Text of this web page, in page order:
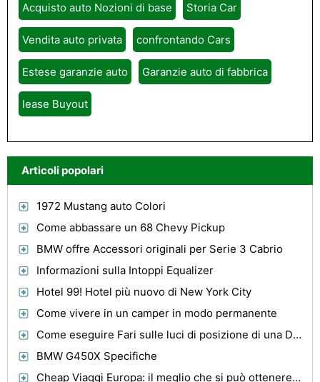
Acquisto auto Nozioni di base Storia Car
Vendita auto privata confrontando Cars
Estese garanzie auto Garanzie auto di fabbrica
lease Buyout
Articoli popolari
1972 Mustang auto Colori
Come abbassare un 68 Chevy Pickup
BMW offre Accessori originali per Serie 3 Cabrio
Informazioni sulla Intoppi Equalizer
Hotel 99! Hotel più nuovo di New York City
Come vivere in un camper in modo permanente
Come eseguire Fari sulle luci di posizione di una Dodge Avenger
BMW G450X Specifiche
Cheap Viaggi Europa: il meglio che si può ottenere a prezzi accessibili